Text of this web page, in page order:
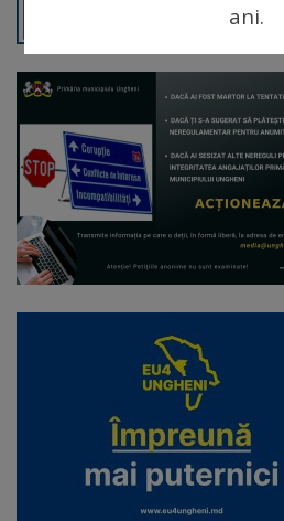
Galerii
foto
Administrație
Primărie
Primar
Viceprimari
Organigrama
Aparatul
primăriei
ani.